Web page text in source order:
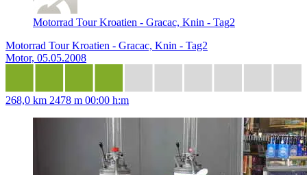
Motorrad Tour Kroatien - Gracac, Knin - Tag2
Motorrad Tour Kroatien - Gracac, Knin - Tag2
Motor, 05.05.2008
268,0 km 2478 m 00:00 h:m